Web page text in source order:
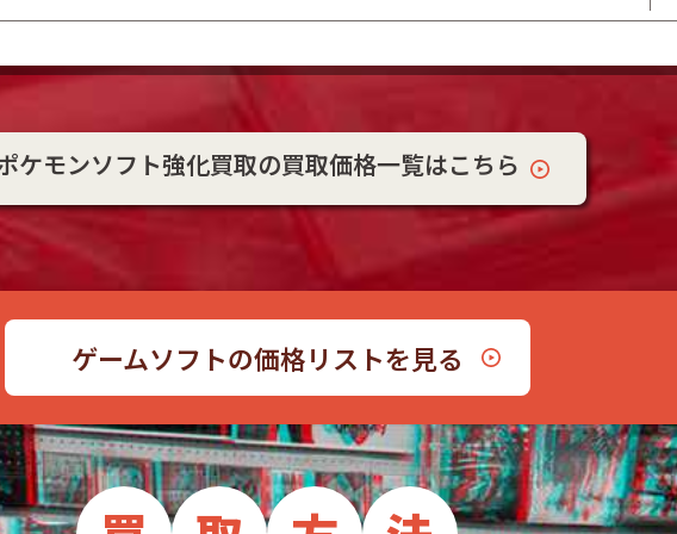
ケモンソフト強化買取の買取価格一覧はこちら
ゲームソフトの価格リストを見る